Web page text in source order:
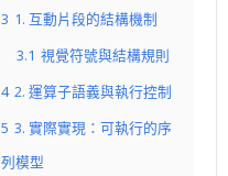
3 1. 互動片段的結構機制
3.1 視覺符號與結構規則
4 2. 運算子語義與執行控制
5 3. 實際實現：可執行的序
列模型